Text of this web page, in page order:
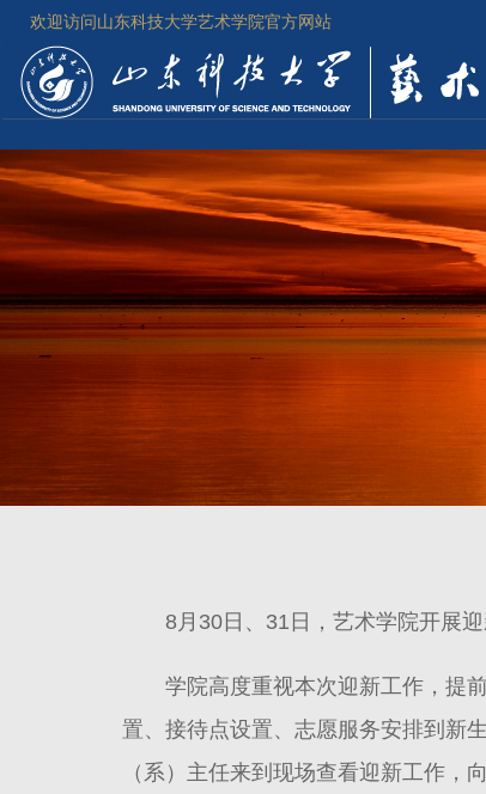
欢迎访问山东科技大学艺术学院官方网站
8月30日、31日，艺术学院开展
学院高度重视本次迎新工作，提
置、接待点设置、志愿服务安排到新
（系）主任来到现场查看迎新工作